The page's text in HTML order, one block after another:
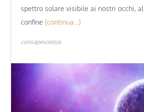
spettro solare visibile ai nostri occhi, al
confine (continua…)
consapevolezza